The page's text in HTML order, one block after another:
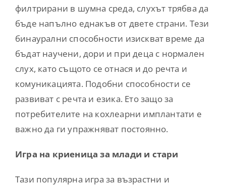
филтрирани в шумна среда, слухът трябва да
бъде напълно еднакъв от двете страни. Тези
бинаурални способности изискват време да
бъдат научени, дори и при деца с нормален
слух, като същото се отнася и до речта и
комуникацията. Подобни способности се
развиват с речта и езика. Ето защо за
потребителите на кохлеарни имплантати е
важно да ги упражняват постоянно.
Игра на криеница за млади и стари
Тази популярна игра за възрастни и